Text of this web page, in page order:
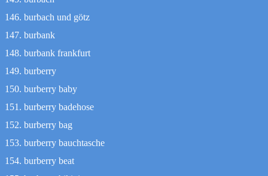
burbach und götz
burbank
burbank frankfurt
burberry
burberry baby
burberry badehose
burberry bag
burberry bauchtasche
burberry beat